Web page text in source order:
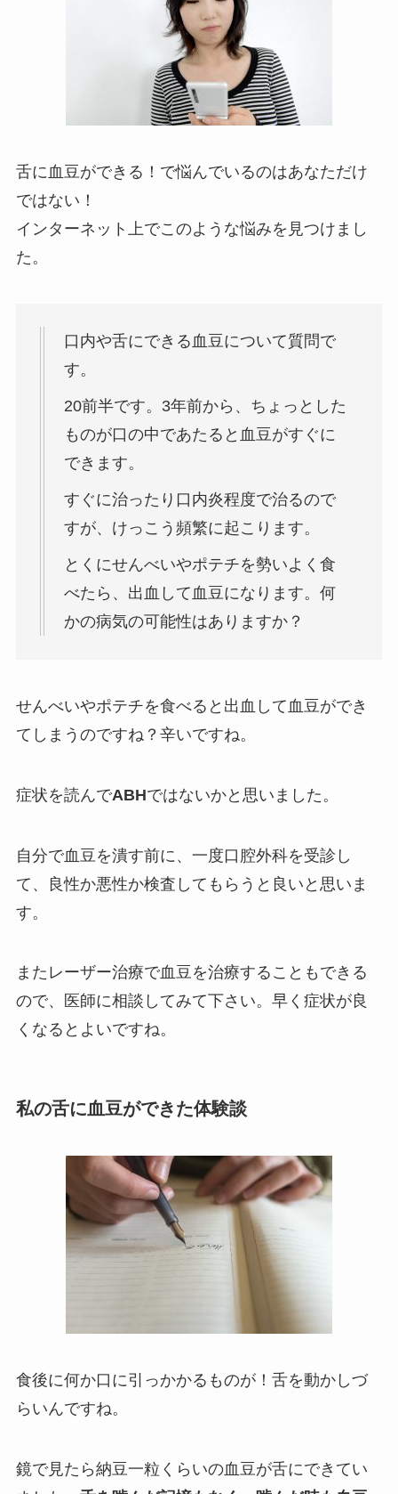
舌に血豆ができる！で悩んでいるのはあなただけ
ではない！
インターネット上でこのような悩みを見つけまし
た。
口内や舌にできる血豆について質問で
す。
20前半です。3年前から、ちょっとした
ものが口の中であたると血豆がすぐに
できます。
すぐに治ったり口内炎程度で治るので
すが、けっこう頻繁に起こります。
とくにせんべいやポテチを勢いよく食
べたら、出血して血豆になります。何
かの病気の可能性はありますか？
せんべいやポテチを食べると出血して血豆ができ
てしまうのですね？辛いですね。
症状を読んでABHではないかと思いました。
自分で血豆を潰す前に、一度口腔外科を受診し
て、良性か悪性か検査してもらうと良いと思いま
す。
またレーザー治療で血豆を治療することもできる
ので、医師に相談してみて下さい。早く症状が良
くなるとよいですね。
私の舌に血豆ができた体験談
食後に何か口に引っかかるものが！舌を動かしづ
らいんですね。
鏡で見たら納豆一粒くらいの血豆が舌にできてい